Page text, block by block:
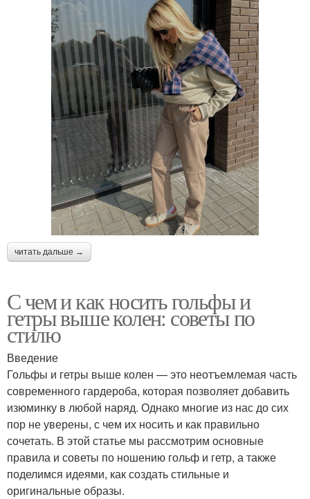
читать дальше →
С чем и как носить гольфы и
гетры выше колен: советы по
стилю
Введение
Гольфы и гетры выше колен — это неотъемлемая часть
современного гардероба, которая позволяет добавить
изюминку в любой наряд. Однако многие из нас до сих
пор не уверены, с чем их носить и как правильно
сочетать. В этой статье мы рассмотрим основные
правила и советы по ношению гольф и гетр, а также
поделимся идеями, как создать стильные и
оригинальные образы.